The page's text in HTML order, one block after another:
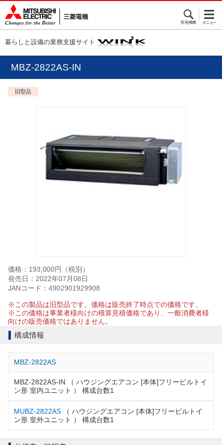
暮らしと設備の業務支援サイト
MBZ-2822AS-IN
旧型品
価格：193,000円（税別）
発売日：2022年07月08日
JANコード：4902901929908
※この製品は旧型品です。価格は販売終了時点での価格です。
※この価格は事業者様向けの積算見積価格であり、一般消費者様
向けの販売価格ではありません。
構成情報
MBZ-2822AS
MBZ-2822AS-IN （ ハウジングエアコン [本体]フリービルトイ
ン形 室内ユニット ） 構成台数1
MUBZ-2822AS
（ ハウジングエアコン [本体]フリービルトイ
ン形 室外ユニット ） 構成台数1